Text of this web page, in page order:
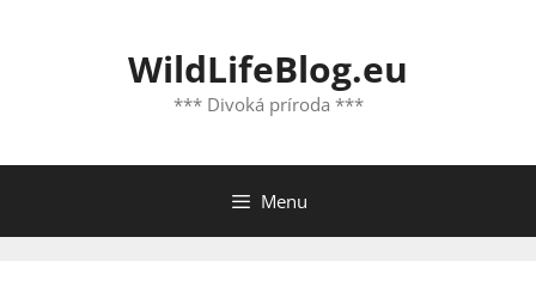
WildLifeBlog.eu
*** Divoká príroda ***
Menu